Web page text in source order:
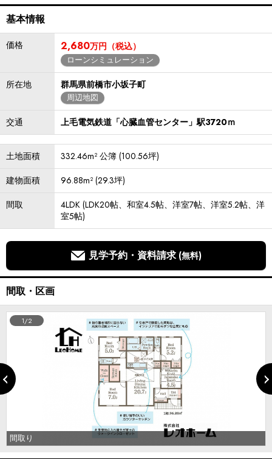
基本情報
価格 2,680万円（税込）
ローンシミュレーション
所在地 群馬県前橋市小坂子町
周辺地図
交通 上毛電気鉄道「心臓血管センター」駅3720ｍ
土地面積
332.46m² 公簿 (100.56坪)
建物面積
96.88m² (29.3坪)
間取
4LDK (LDK20帖、和室4.5帖、洋室7帖、洋室5.2帖、洋
室5帖)
見学予約・資料請求 (無料)
間取・区画
間取り
1/2